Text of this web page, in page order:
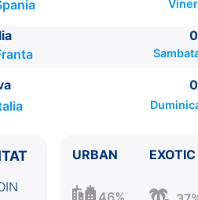
- Plecare
Italia 07:00 - 18:00
09:00 - 17:00
URBAN
46%
EXOTIC